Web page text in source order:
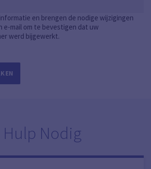
en brengen de nodige wijzigingen
e-mail om te bevestigen dat uw
werd bijgewerkt.
Hulp Nodig